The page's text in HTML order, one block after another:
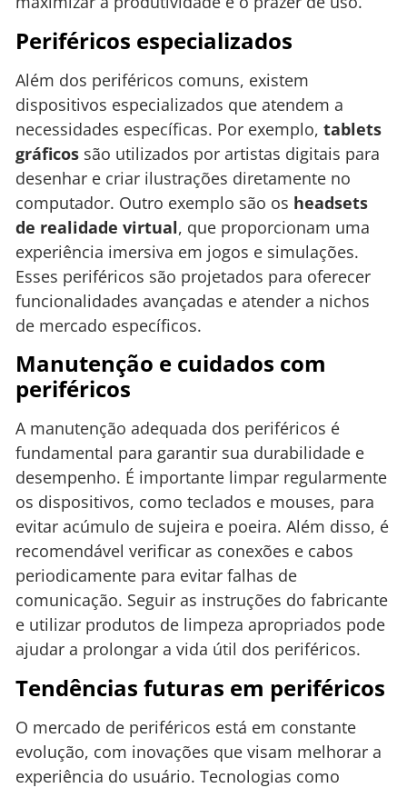
Periféricos especializados
Além dos periféricos comuns, existem
dispositivos especializados que atendem a
necessidades específicas. Por exemplo, tablets
gráficos são utilizados por artistas digitais para
desenhar e criar ilustrações diretamente no
computador. Outro exemplo são os headsets
de realidade virtual, que proporcionam uma
experiência imersiva em jogos e simulações.
Esses periféricos são projetados para oferecer
funcionalidades avançadas e atender a nichos
de mercado específicos.
Manutenção e cuidados com
periféricos
A manutenção adequada dos periféricos é
fundamental para garantir sua durabilidade e
desempenho. É importante limpar regularmente
os dispositivos, como teclados e mouses, para
evitar acúmulo de sujeira e poeira. Além disso, é
recomendável verificar as conexões e cabos
periodicamente para evitar falhas de
comunicação. Seguir as instruções do fabricante
e utilizar produtos de limpeza apropriados pode
ajudar a prolongar a vida útil dos periféricos.
Tendências futuras em periféricos
O mercado de periféricos está em constante
evolução, com inovações que visam melhorar a
experiência do usuário. Tecnologias como